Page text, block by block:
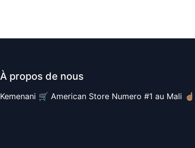
À propos de nous
Kemenani 🛒 American Store Numero #1 au Mali ☝🏽